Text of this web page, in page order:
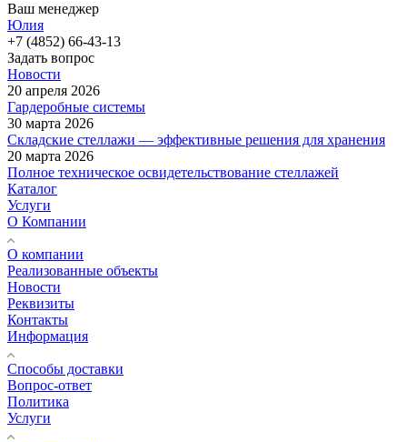
Ваш менеджер
Юлия
+7 (4852) 66-43-13
Задать вопрос
Новости
20 апреля 2026
Гардеробные системы
30 марта 2026
Складские стеллажи — эффективные решения для хранения
20 марта 2026
Полное техническое освидетельствование стеллажей
Каталог
Услуги
О Компании
О компании
Реализованные объекты
Новости
Реквизиты
Контакты
Информация
Способы доставки
Вопрос-ответ
Политика
Услуги